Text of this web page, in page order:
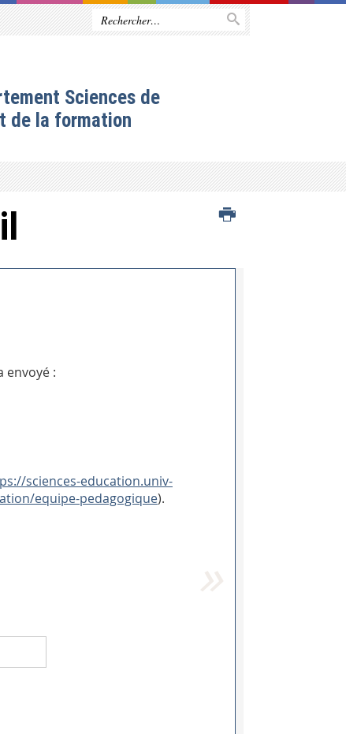
Sciences de
de la formation
envoyé :
sciences-education.univ-
equipe-pedagogique).